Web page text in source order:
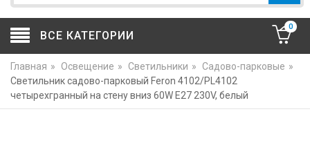
ВСЕ КАТЕГОРИИ
0
Главная » Освещение » Светильники » Садово-парковые »
Светильник садово-парковый Feron 4102/PL4102
четырехгранный на стену вниз 60W E27 230V, белый